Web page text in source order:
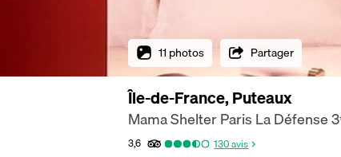
11 photos Partager
Île-de-France, Puteaux
Mama Shelter Paris La Défense3
3,6 130avis